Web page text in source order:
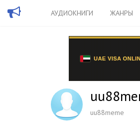
АУДИОКНИГИ ЖАНРЫ
uu88meme